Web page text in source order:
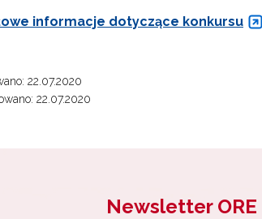
informacje dotyczące konkursu
22.07.2020
22.07.2020
Newsletter ORE